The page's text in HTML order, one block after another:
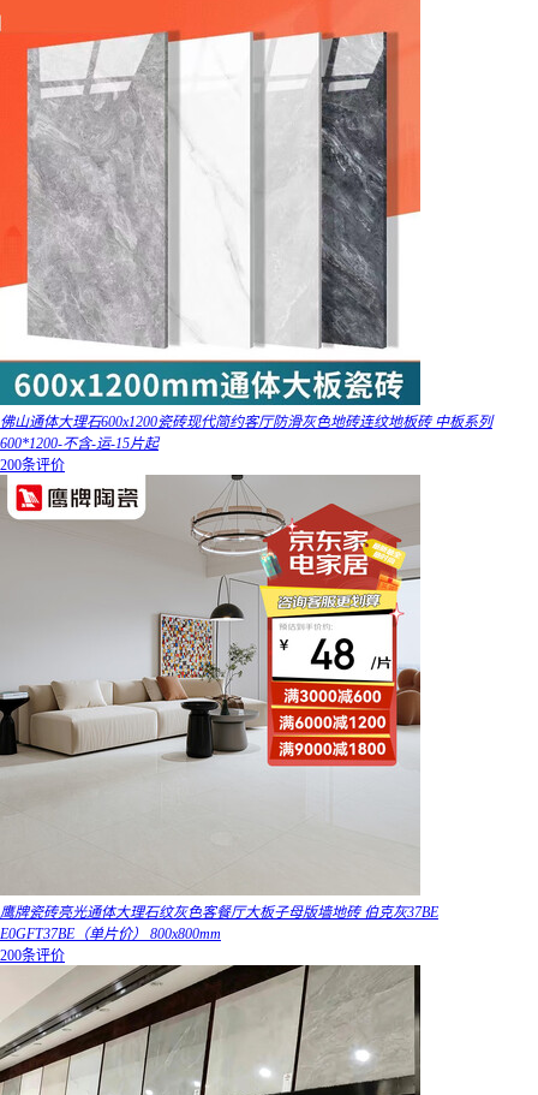
佛山通体大理石600x1200瓷砖现代简约客厅防滑灰色地砖连纹地板砖 中板系列
600*1200-不含-运-15片起
200条评价
鹰牌瓷砖亮光通体大理石纹灰色客餐厅大板子母版墙地砖 伯克灰37BE
E0GFT37BE（单片价） 800x800mm
200条评价